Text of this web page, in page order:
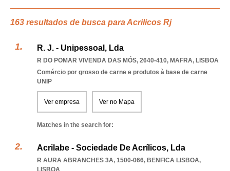
163 resultados de busca para Acrilicos Rj
R. J. - Unipessoal, Lda
R DO POMAR VIVENDA DAS MÓS, 2640-410, MAFRA, LISBOA
Comércio por grosso de carne e produtos à base de carne
UNIP
Ver empresa Ver no Mapa
Matches in the search for:
Acrilabe - Sociedade De Acrílicos, Lda
R AURA ABRANCHES 3A, 1500-066, BENFICA LISBOA,
LISBOA